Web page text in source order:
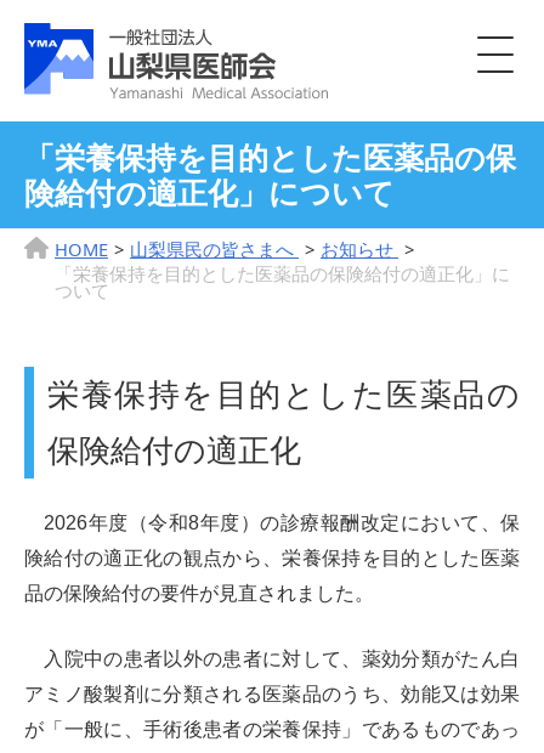
「栄養保持を目的とした医薬品の保
険給付の適正化」について
HOME 山梨県民の皆さまへ
お知らせ
「栄養保持を目的とした医薬品の保険給付の適正化」に
ついて
栄養保持を目的とした医薬品の
保険給付の適正化
2026年度（令和8年度）の診療報酬改定において、保
険給付の適正化の観点から、栄養保持を目的とした医薬
品の保険給付の要件が見直されました。
入院中の患者以外の患者に対して、薬効分類がたん白
アミノ酸製剤に分類される医薬品のうち、効能又は効果
が「一般に、手術後患者の栄養保持」であるものであっ